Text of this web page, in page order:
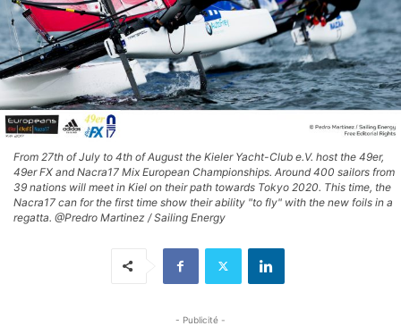
From 27th of July to 4th of August the Kieler Yacht-Club e.V. host the 49er,
49er FX and Nacra17 Mix European Championships. Around 400 sailors from
39 nations will meet in Kiel on their path towards Tokyo 2020. This time, the
Nacra17 can for the first time show their ability "to fly" with the new foils in a
regatta. @Predro Martinez / Sailing Energy
- Publicité -